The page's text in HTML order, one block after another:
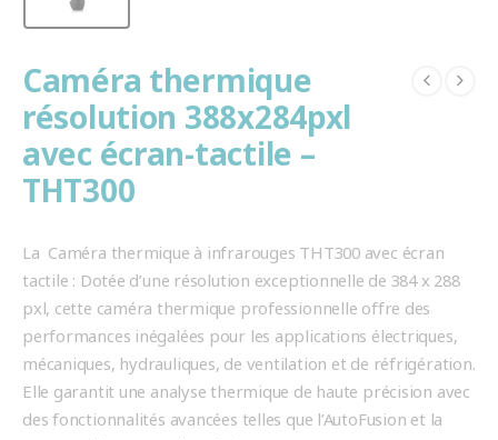
Caméra thermique
résolution 388x284pxl
avec écran-tactile –
THT300
La Caméra thermique à infrarouges THT300 avec écran
tactile : Dotée d’une résolution exceptionnelle de 384 x 288
pxl, cette caméra thermique professionnelle offre des
performances inégalées pour les applications électriques,
mécaniques, hydrauliques, de ventilation et de réfrigération.
Elle garantit une analyse thermique de haute précision avec
des fonctionnalités avancées telles que l’AutoFusion et la